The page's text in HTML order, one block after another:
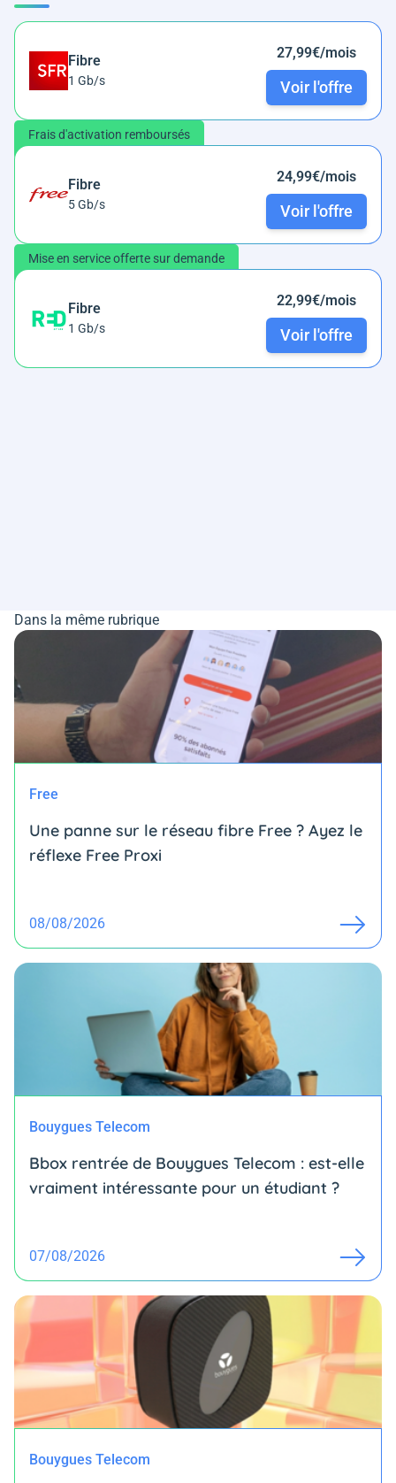
Fibre
1 Gb/s
27,99€/mois
Voir l'offre
Frais d'activation remboursés
Fibre
5 Gb/s
24,99€/mois
Voir l'offre
Mise en service offerte sur demande
Fibre
1 Gb/s
22,99€/mois
Voir l'offre
Dans la même rubrique
Free
Une panne sur le réseau fibre Free ? Ayez le
réflexe Free Proxi
08/08/2026
Bouygues Telecom
Bbox rentrée de Bouygues Telecom : est-elle
vraiment intéressante pour un étudiant ?
07/08/2026
Bouygues Telecom